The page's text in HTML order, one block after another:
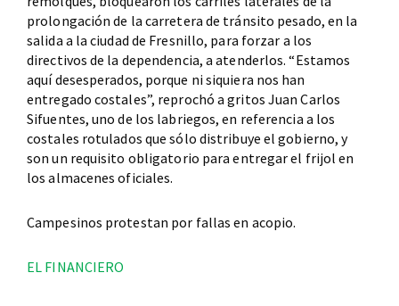
prolongación de la carretera de tránsito pesado, en la
salida a la ciudad de Fresnillo, para forzar a los
directivos de la dependencia, a atenderlos. “Estamos
aquí desesperados, porque ni siquiera nos han
entregado costales”, reprochó a gritos Juan Carlos
Sifuentes, uno de los labriegos, en referencia a los
costales rotulados que sólo distribuye el gobierno, y
son un requisito obligatorio para entregar el frijol en
los almacenes oficiales.
Campesinos protestan por fallas en acopio.
EL FINANCIERO